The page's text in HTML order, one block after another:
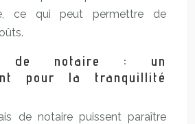
ce qui peut permettre de
de notaire : un
pour la tranquillité
de notaire puissent paraître